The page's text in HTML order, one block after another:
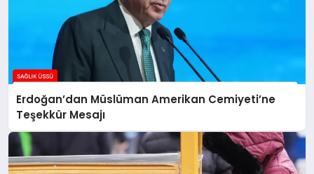
Erdoğan’dan Müslüman Amerikan Cemiyeti’ne
Teşekkür Mesajı